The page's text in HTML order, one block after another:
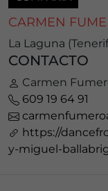
CARMEN
La Laguna
CONTACTO
Carmen
609 19 64 91
https://
y-miguel-